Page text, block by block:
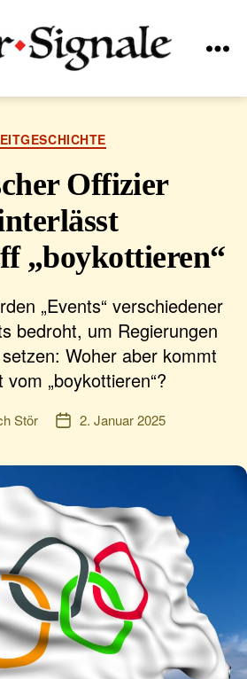
Kategorien
Offizier
„boykottieren“
„Events“ verschiedener
bedroht, um Regierungen
Woher aber kommt
„boykottieren“?
Stör Veröffentlichungsdatum
2. Januar 2025